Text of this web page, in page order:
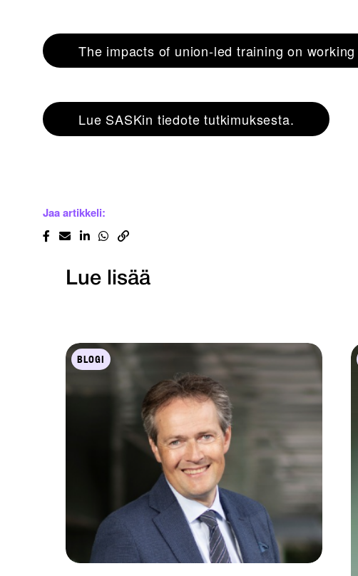
The impacts of union-led training on
Lue SASKin tiedote tutkimuksesta.
Jaa artikkeli:
Lue lisää
BLOGI